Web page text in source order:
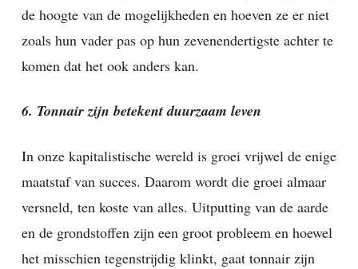
de hoogte van de mogelijkheden en hoeven ze er niet
zoals hun vader pas op hun zevenendertigste achter te
komen dat het ook anders kan.
6. Tonnair zijn betekent duurzaam leven
In onze kapitalistische wereld is groei vrijwel de enige
maatstaf van succes. Daarom wordt die groei almaar
versneld, ten koste van alles. Uitputting van de aarde
en de grondstoffen zijn een groot probleem en hoewel
het misschien tegenstrijdig klinkt, gaat tonnair zijn